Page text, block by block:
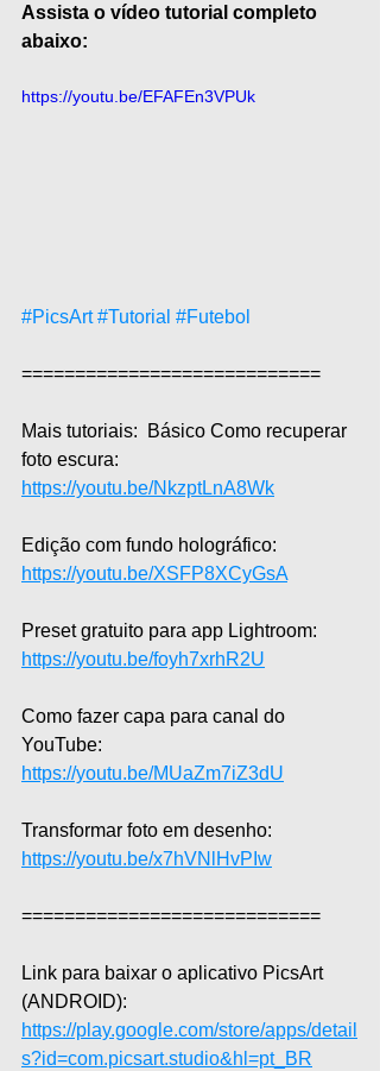
Assista o vídeo tutorial completo
abaixo:
https://youtu.be/EFAFEn3VPUk
#PicsArt #Tutorial #Futebol
============================
Mais tutoriais:  Básico Como recuperar
foto escura:
https://youtu.be/NkzptLnA8Wk
Edição com fundo holográfico:
https://youtu.be/XSFP8XCyGsA
Preset gratuito para app Lightroom:
https://youtu.be/foyh7xrhR2U
Como fazer capa para canal do
YouTube:
https://youtu.be/MUaZm7iZ3dU
Transformar foto em desenho:
https://youtu.be/x7hVNlHvPIw
============================
Link para baixar o aplicativo PicsArt
(ANDROID):
https://play.google.com/store/apps/detail
s?id=com.picsart.studio&hl=pt_BR